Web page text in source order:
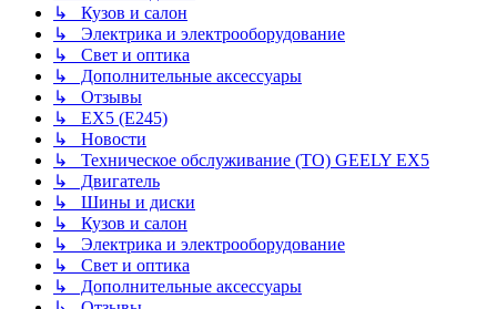
↳ Кузов и салон
↳ Электрика и электрооборудование
↳ Свет и оптика
↳ Дополнительные аксессуары
↳ Отзывы
↳ EX5 (E245)
↳ Новости
↳ Техническое обслуживание (ТО) GEELY EX5
↳ Двигатель
↳ Шины и диски
↳ Кузов и салон
↳ Электрика и электрооборудование
↳ Свет и оптика
↳ Дополнительные аксессуары